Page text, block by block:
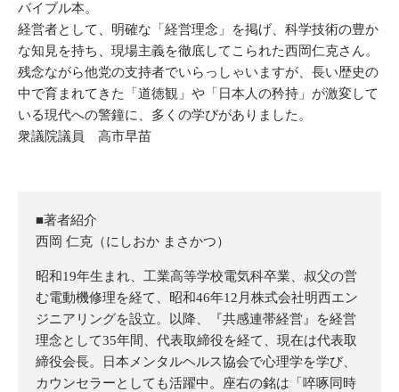
バイブル本。
経営者として、明確な「経営理念」を掲げ、科学技術の豊か
な知見を持ち、現場主義を徹底してこられた西岡仁克さん。
残念ながら他党の支持者でいらっしゃいますが、長い歴史の
中で育まれてきた「道徳観」や「日本人の矜持」が激変して
いる現代への警鐘に、多くの学びがありました。
衆議院議員 高市早苗
■著者紹介
西岡 仁克（にしおか まさかつ）
昭和19年生まれ、工業高等学校電気科卒業、叔父の営
む電動機修理を経て、昭和46年12月株式会社明西エン
ジニアリングを設立。以降、『共感連帯経営』を経営
理念として35年間、代表取締役を経て、現在は代表取
締役会長。日本メンタルヘルス協会で心理学を学び、
カウンセラーとしても活躍中。座右の銘は「啐啄同時